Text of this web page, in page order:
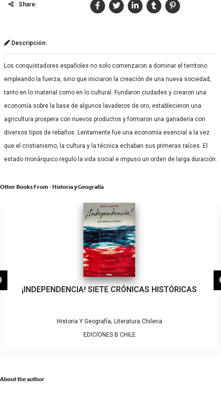
Share:
Descripción:
Los conquistadores españoles no solo comenzaron a dominar el territorio
empleando la fuerza, sino que iniciaron la creación de una nueva sociedad,
tanto en lo material como en lo cultural. Fundaron ciudades y crearon una
economía sobre la base de algunos lavaderos de oro, establecieron una
agricultura prospera con nuevos productos y formaron una ganadería con
diversos tipos de rebaños. Lentamente fue una economía esencial a la vez
que el cristianismo, la cultura y la técnica echaban sus primeras raíces. El
estado monárquico regulo la vida social e impuso un orden de larga duración.
Other Books From - Historia y Geografía
¡INDEPENDENCIA! SIETE CRÓNICAS HISTÓRICAS
Historia Y Geografía, Literatura Chilena
EDICIONES B CHILE
About the author